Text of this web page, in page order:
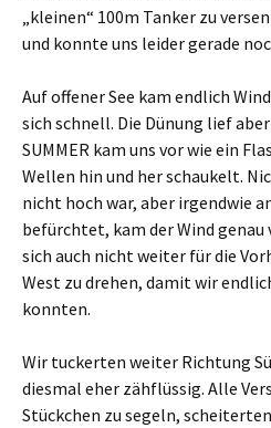
„kleinen“ 100m Tanker zu
und konnte uns leider gerade
Auf offener See kam endlich
sich schnell. Die Dünung lief
SUMMER kam uns vor wie ein
Wellen hin und her schaukelt.
nicht hoch war, aber irgendwie
befürchtet, kam der Wind
sich auch nicht weiter für die
West zu drehen, damit wir
konnten.
Wir tuckerten weiter Richtung
diesmal eher zähflüssig. Alle
Stückchen zu segeln,